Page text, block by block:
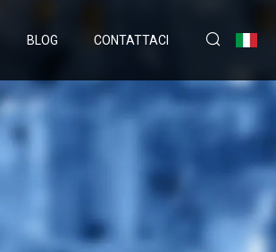
BLOG CONTATTACI